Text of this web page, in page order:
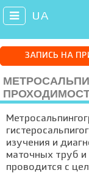
UA
ЗАПИСЬ НА
изучения и
маточных труб и
проводится с